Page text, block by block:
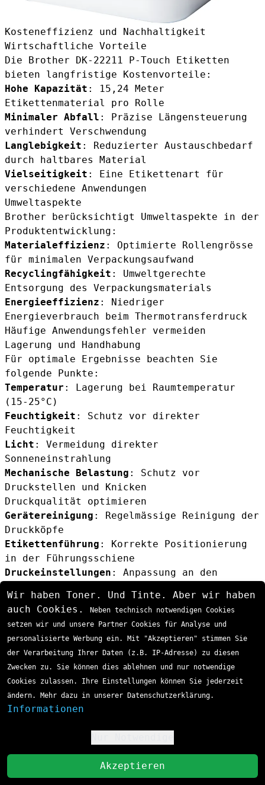
Kosteneffizienz und Nachhaltigkeit
Wirtschaftliche Vorteile
Die Brother DK-22211 P-Touch Etiketten
bieten langfristige Kostenvorteile:
Hohe Kapazität : 15,24 Meter
Etikettenmaterial pro Rolle
Minimaler Abfall : Präzise Längensteuerung
verhindert Verschwendung
Langlebigkeit : Reduzierter Austauschbedarf
durch haltbares Material
Vielseitigkeit : Eine Etikettenart für
verschiedene Anwendungen
Umweltaspekte
Brother berücksichtigt Umweltaspekte in der
Produktentwicklung:
Materialeffizienz : Optimierte Rollengrösse
für minimalen Verpackungsaufwand
Recyclingfähigkeit : Umweltgerechte
Entsorgung des Verpackungsmaterials
Energieeffizienz : Niedriger
Energieverbrauch beim Thermotransferdruck
Häufige Anwendungsfehler vermeiden
Lagerung und Handhabung
Für optimale Ergebnisse beachten Sie
folgende Punkte:
Temperatur : Lagerung bei Raumtemperatur
(15-25°C)
Feuchtigkeit : Schutz vor direkter
Feuchtigkeit
Licht : Vermeidung direkter
Sonneneinstrahlung
Mechanische Belastung : Schutz vor
Druckstellen und Knicken
Druckqualität optimieren
Gerätereinigung : Regelmässige Reinigung der
Druckköpfe
Etikettenführung : Korrekte Positionierung
in der Führungsschiene
Druckeinstellungen : Anpassung an den
Vorlagenerstellung: Optimierte Gestaltung
für das Etikettenformat
Fazit
DieBrother DK-22211 P-Touch Etiketten
stellen eine hervorragende Wahl für
professionelle Beschriftungsanforderungen
dar. Mit ihrer universellen Kompatibilität
zu praktisch allen Brother P-Touch QL-
Geräten, der robusten Filmmaterial-
Konstruktion und den vielseitigen
Anwendungsmöglichkeiten bieten sie eine
zuverlässige Lösung für Büro, Industrie und
institutionelle Anwendungen.
Wir haben Toner. Und Tinte. Aber wir haben
auch Cookies.
Neben technisch notwendigen Cookies
setzen wir und unsere Partner Cookies für Analyse und
personalisierte Werbung ein. Mit "Akzeptieren" stimmen Sie
der Verarbeitung Ihrer Daten (z.B. IP-Adresse) zu diesen
Zwecken zu. Sie können dies ablehnen und nur notwendige
Cookies zulassen. Ihre Einstellungen können Sie jederzeit
ändern. Mehr dazu in unserer Datenschutzerklärung.
Informationen
Akzeptieren